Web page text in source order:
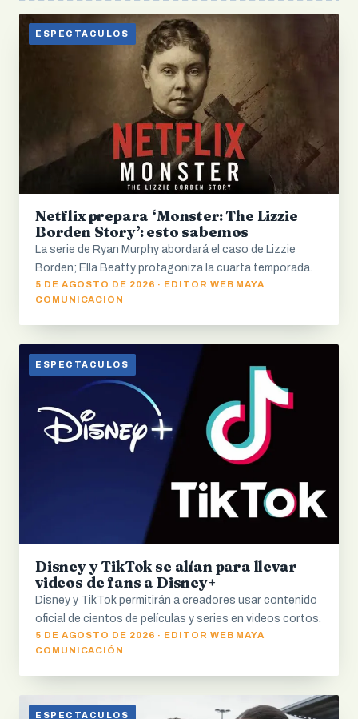
ESPECTACULOS
Netflix prepara ‘Monster: The Lizzie
Borden Story’: esto sabemos
La serie de Ryan Murphy abordará el caso de Lizzie
Borden; Ella Beatty protagoniza la cuarta temporada.
5 DE AGOSTO DE 2026 · EDITOR WEB MAYA
COMUNICACIÓN
ESPECTACULOS
Disney y TikTok se alían para llevar
videos de fans a Disney+
Disney y TikTok permitirán a creadores usar contenido
oficial de cientos de películas y series en videos cortos.
5 DE AGOSTO DE 2026 · EDITOR WEB MAYA
COMUNICACIÓN
ESPECTACULOS